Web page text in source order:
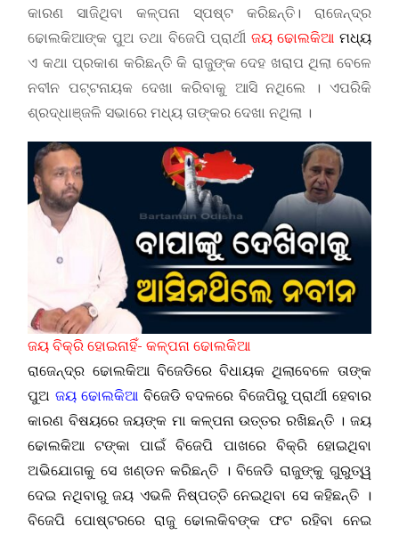
କାରଣ ସାଜିଥିବା କଳ୍ପନା ସ୍ପଷ୍ଟ କରିଛନ୍ତି। ରାଜେନ୍ଦ୍ର
ଢୋଲକିଆଙ୍କ ପୁଅ ତଥା ବିଜେପି ପ୍ରାର୍ଥୀ ଜୟ ଢୋଲକିଆ ମଧ୍ୟ
ଏ କଥା ପ୍ରକାଶ କରିଛନ୍ତି କି ରାଜୁଙ୍କ ଦେହ ଖରାପ ଥିଲା ବେଳେ
ନବୀନ ପଟ୍ଟନାୟକ ଦେଖା କରିବାକୁ ଆସି ନଥିଲେ । ଏପରିକି
ଶ୍ରଦ୍ଧାଞ୍ଜଳି ସଭାରେ ମଧ୍ୟ ତାଙ୍କର ଦେଖା ନଥିଲା ।
ଜୟ ବିକ୍ରି ହୋଇନାହିଁ- କଳ୍ପନା ଢୋଲକିଆ
ରାଜେନ୍ଦ୍ର ଢୋଲକିଆ ବିଜେଡିରେ ବିଧାୟକ ଥିଲାବେଳେ ତାଙ୍କ
ପୁଅ ଜୟ ଢୋଲକିଆ ବିଜେଡି ବଦଳରେ ବିଜେପିରୁ ପ୍ରାର୍ଥୀ ହେବାର
କାରଣ ବିଷୟରେ ଜୟଙ୍କ ମା କଳ୍ପନା ଉତ୍ତର ରଖିଛନ୍ତି । ଜୟ
ଢୋଲକିଆ ଟଙ୍କା ପାଇଁ ବିଜେପି ପାଖରେ ବିକ୍ରି ହୋଇଥିବା
ଅଭିଯୋଗକୁ ସେ ଖଣ୍ଡନ କରିଛନ୍ତି । ବିଜେଡି ରାଜୁଙ୍କୁ ଗୁରୁତ୍ୱ
ଦେଇ ନଥିବାରୁ ଜୟ ଏଭଳି ନିଷ୍ପତ୍ତି ନେଇଥିବା ସେ କହିଛନ୍ତି ।
ବିଜେପି ପୋଷ୍ଟରରେ ରାଜୁ ଢୋଲକିବଙ୍କ ଫଟ ରହିବା ନେଇ